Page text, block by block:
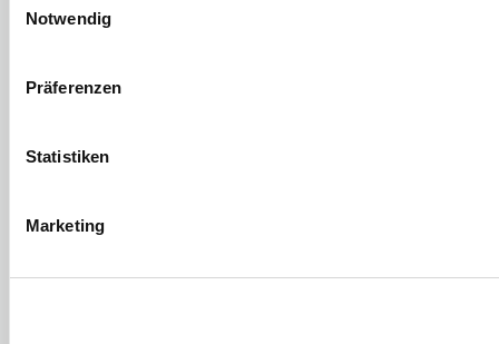
Notwendig
Präferenzen
Statistiken
Marketing